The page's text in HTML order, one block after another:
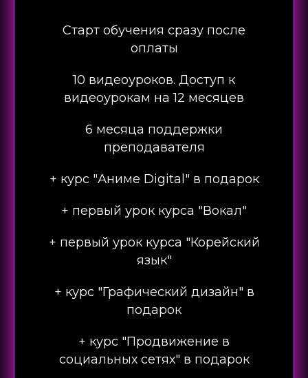
Старт обучения сразу после
оплаты
10 видеоуроков. Доступ к
видеоурокам на 12 месяцев
6 месяца поддержки
преподавателя
+ курс "Аниме Digital" в подарок
+ первый урок курса "Вокал"
+ первый урок курса "Корейский
язык"
+ курс "Графический дизайн" в
подарок
+ курс "Продвижение в
социальных сетях" в подарок